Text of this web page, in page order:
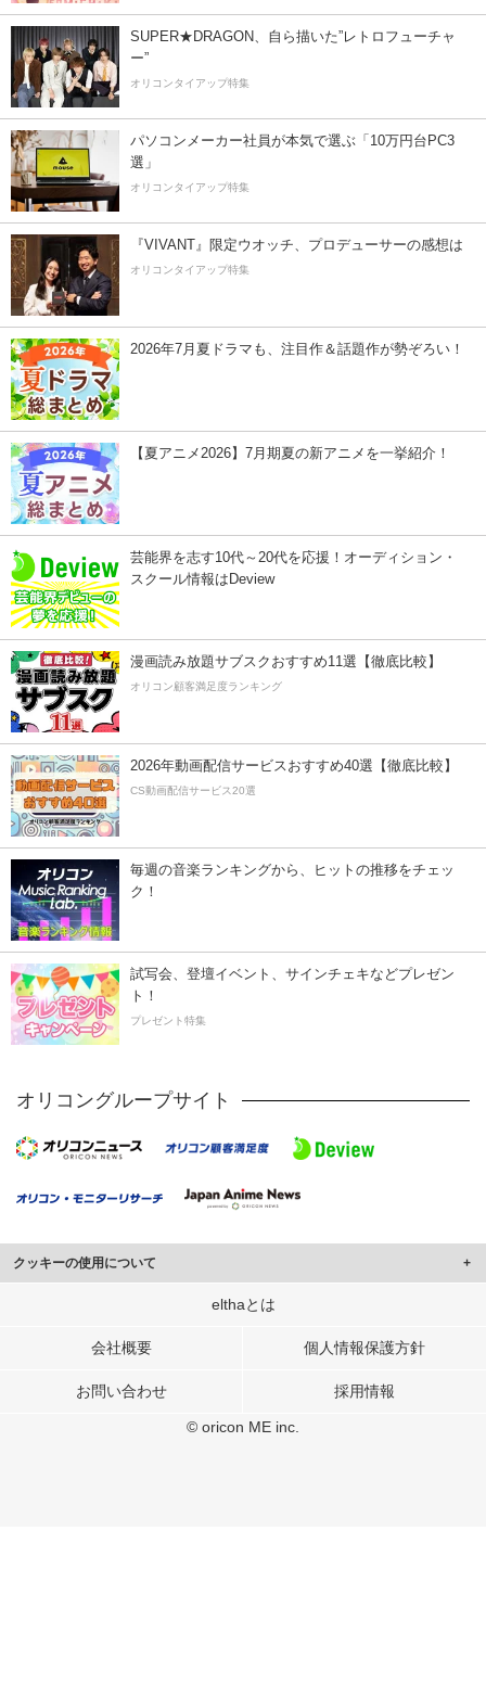
SUPER★DRAGON、自ら描いた”レトロフューチャ
ー”
オリコンタイアップ特集
パソコンメーカー社員が本気で選ぶ「10万円台PC3
選」
オリコンタイアップ特集
『VIVANT』限定ウオッチ、プロデューサーの感想は
オリコンタイアップ特集
2026年7月夏ドラマも、注目作＆話題作が勢ぞろい！
【夏アニメ2026】7月期夏の新アニメを一挙紹介！
芸能界を志す10代～20代を応援！オーディション・
スクール情報はDeview
漫画読み放題サブスクおすすめ11選【徹底比較】
オリコン顧客満足度ランキング
2026年動画配信サービスおすすめ40選【徹底比較】
CS動画配信サービス20選
毎週の音楽ランキングから、ヒットの推移をチェッ
ク！
試写会、登壇イベント、サインチェキなどプレゼン
ト！
プレゼント特集
オリコングループサイト
クッキーの使用について
このサイトでは Cookie を使用して、ユーザーに合わせたコンテンツや広告の
行っています。
メディアや広告配信、データ解析の各パートナーに提供しています。
elthaとは
会社概要 個人情報保護方針
お問い合わせ 採用情報
© oricon ME inc.